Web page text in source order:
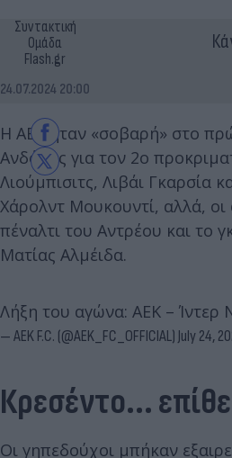
Συντακτική
Ομάδα
Flash.gr
24.07.2024 20:00
Η ΑΕΚ ήταν «σοβαρή» στο
Ανδόρας για τον 2ο
Λιούμπισιτς, Λιβάι Γκαρσία
Χάρολντ Μουκουντί, αλλά, οι
πέναλτι του Αντρέου και το
Ματίας Αλμέιδα.
Λήξη του αγώνα: ΑΕΚ – Ίντερ
— AEK F.C. (@AEK_FC_OFFICIAL) July 24,
Κρεσέντο...
Οι γηπεδούχοι μπήκαν